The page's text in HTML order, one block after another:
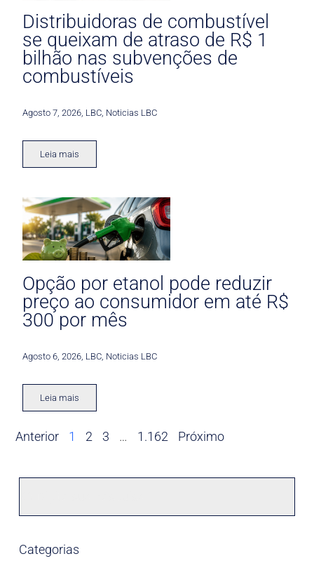
Distribuidoras de combustível
se queixam de atraso de R$ 1
bilhão nas subvenções de
combustíveis
Agosto 7, 2026 LBC Noticias LBC
Leia mais
Opção por etanol pode reduzir
preço ao consumidor em até R$
300 por mês
Agosto 6, 2026 LBC Noticias LBC
Leia mais
Anterior 1 2 3 … 1.162 Próximo
Categorias